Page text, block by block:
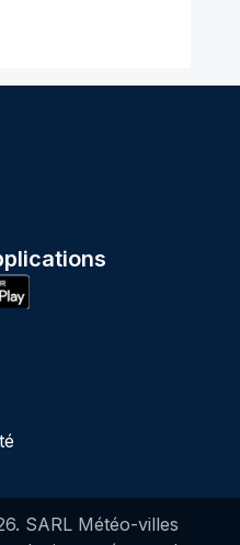
. SARL Météo-villes